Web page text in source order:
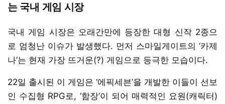
는 국내 게임 시장
국내 게임 시장은 오래간만에 등장한 대형 신작 2종으
로 엄청난 이슈가 발생했다. 먼저 스마일게이트의 ‘카제
나’는 현재 가장 뜨거운(?) 게임으로 등극한 모습이다.
22일 출시된 이 게임은 ‘에픽세븐’을 개발한 이들이 선보
인 수집형 RPG로, ‘함장’이 되어 매력적인 요원(캐릭터)